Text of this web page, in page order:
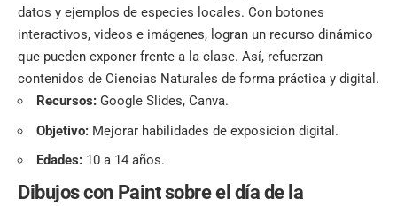
datos y ejemplos de especies locales. Con botones
interactivos, videos e imágenes, logran un recurso dinámico
que pueden exponer frente a la clase. Así, refuerzan
contenidos de Ciencias Naturales de forma práctica y digital.
Recursos: Google Slides, Canva.
Objetivo: Mejorar habilidades de exposición digital.
Edades: 10 a 14 años.
Dibujos con Paint sobre el día de la